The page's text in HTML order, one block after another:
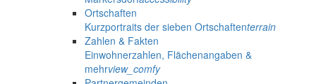
Ortschaften
Kurzportraits der sieben Ortschaftenterrain
Zahlen & Fakten
Einwohnerzahlen, Flächenangaben &
mehrview_comfy